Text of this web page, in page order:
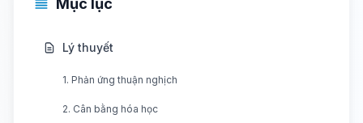
Mục lục
Lý thuyết
1. Phản ứng thuận nghịch
2. Cân bằng hóa học